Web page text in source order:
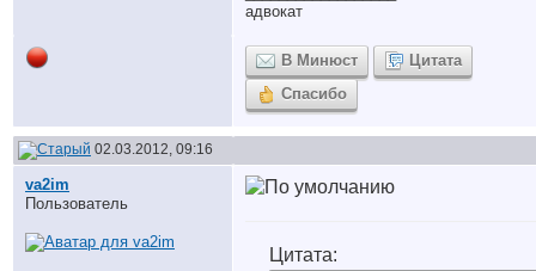
адвокат
В Минюст
Цитата
Спасибо
02.03.2012, 09:16
va2im
Пользователь
Цитата: